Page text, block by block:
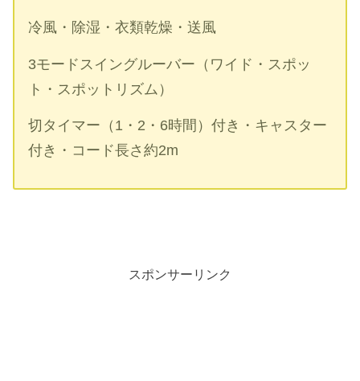
冷風・除湿・衣類乾燥・送風
3モードスイングルーバー（ワイド・スポッ
ト・スポットリズム）
切タイマー（1・2・6時間）付き・キャスター
付き・コード長さ約2m
スポンサーリンク